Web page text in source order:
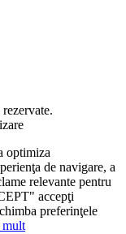
optimiza
de navigare, a
relevante pentru
accepţi
preferinţele